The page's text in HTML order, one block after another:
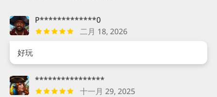
P*************0
二月 18, 2026
好玩
****************
十一月 29, 2025